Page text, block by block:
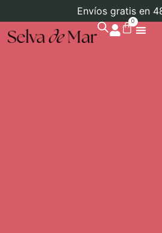
Envíos gratis en
0